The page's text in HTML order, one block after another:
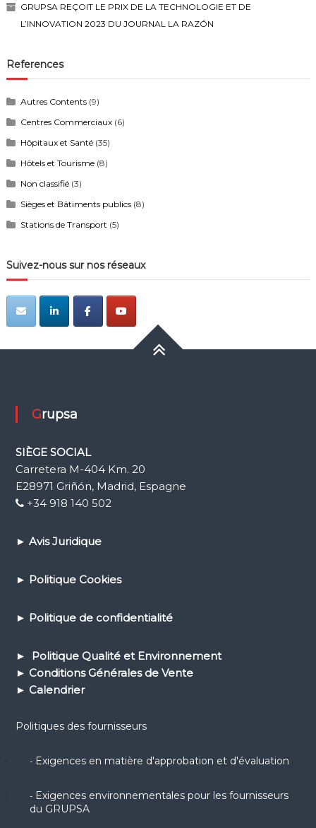
GRUPSA REÇOIT LE PRIX DE LA TECHNOLOGIE ET DE
L’INNOVATION 2023 DU JOURNAL LA RAZÓN
References
Autres Contents(9)
Centres Commerciaux(6)
Hôpitaux et Santé(35)
Hôtels et Tourisme(8)
Non classifié(3)
Sièges et Bâtiments publics(8)
Stations de Transport (5)
Suivez-nous sur nos réseaux
Grupsa
SIÈGE SOCIAL
Carretera M-404 Km. 20
E28971 Griñón, Madrid, Espagne
+34 918 140 502
► Avis Juridique
► Politique Cookies
► Politique de confidentialité
► Politique Qualité et Environnement
► Conditions Générales de Vente
► Calendrier
Politiques des fournisseurs
- Exigences en matière d'approbation et d'évaluation
- Exigences environnementales pour les fournisseurs
du GRUPSA